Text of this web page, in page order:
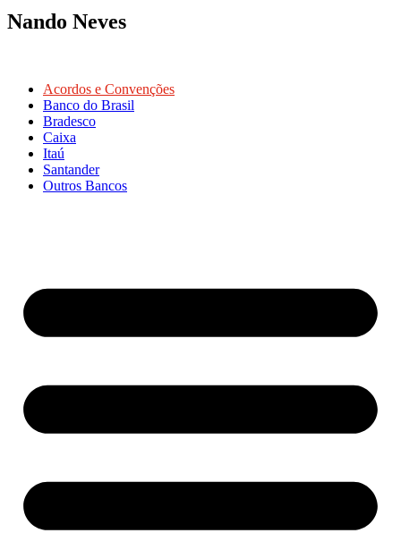
Nando Neves
Acordos e Convenções
Banco do Brasil
Bradesco
Caixa
Itaú
Santander
Outros Bancos